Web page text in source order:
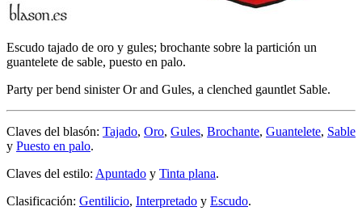
Escudo tajado de oro y gules; brochante sobre la partición un
guantelete de sable, puesto en palo.
Party per bend sinister Or and Gules, a clenched gauntlet Sable.
Claves del blasón: Tajado, Oro, Gules, Brochante, Guantelete, Sable
y Puesto en palo.
Claves del estilo: Apuntado y Tinta plana.
Clasificación: Gentilicio, Interpretado y Escudo.